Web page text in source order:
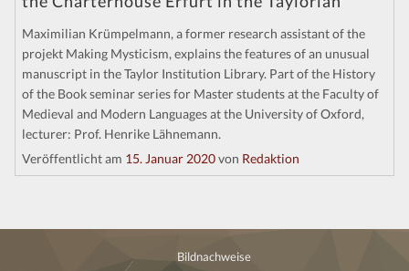
Partnerprojekte
Mitteilungen
Kontakt
Maximilian Krümpelmann, a former research assistant of the
projekt Making Mysticism, explains the features of an unusual
manuscript in the Taylor Institution Library. Part of the History
of the Book seminar series for Master students at the Faculty of
Medieval and Modern Languages at the University of Oxford,
lecturer: Prof. Henrike Lähnemann.
Veröffentlicht am 15. Januar 2020von Redaktion
Bildnachweise